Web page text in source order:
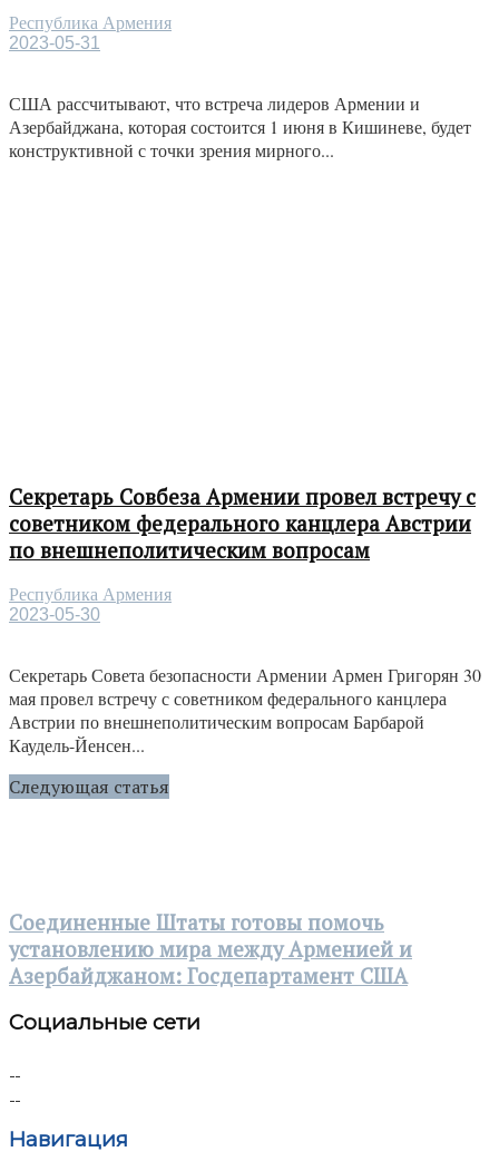
Республика Армения
2023-05-31
США рассчитывают, что встреча лидеров Армении и
Азербайджана, которая состоится 1 июня в Кишиневе, будет
конструктивной с точки зрения мирного...
Секретарь Совбеза Армении провел встречу с
советником федерального канцлера Австрии
по внешнеполитическим вопросам
Республика Армения
2023-05-30
Секретарь Совета безопасности Армении Армен Григорян 30
мая провел встречу с советником федерального канцлера
Австрии по внешнеполитическим вопросам Барбарой
Каудель-Йенсен...
Следующая статья
Соединенные Штаты готовы помочь
установлению мира между Арменией и
Азербайджаном: Госдепартамент США
Социальные сети
Навигация